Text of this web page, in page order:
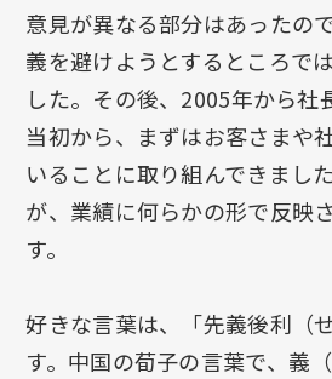
意見が異なる部分はあったの
義を避けようとするところで
した。その後、2005年から社
当初から、まずはお客さまや
いることに取り組んできまし
が、業績に何らかの形で反映
す。
好きな言葉は、「先義後利（
す。中国の荀子の言葉で、義